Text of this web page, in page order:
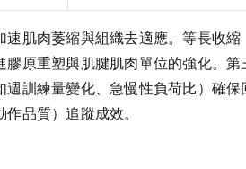
肌肉萎縮與組織去適應。等長收
原重塑與肌腱肌肉單位的強化。
訓練量變化、急慢性負荷比）確
品質）追蹤成效。